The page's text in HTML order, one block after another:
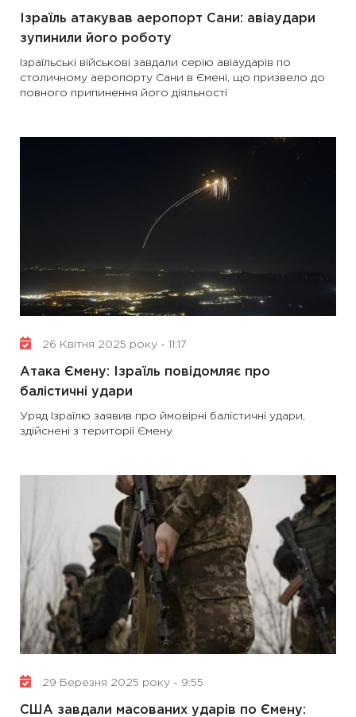
Ізраїль атакував аеропорт Сани: авіаудари
зупинили його роботу
Ізраїльські військові завдали серію авіаударів по
столичному аеропорту Сани в Ємені, що призвело до
повного припинення його діяльності
26 Квітня 2025 року - 11:17
Атака Ємену: Ізраїль повідомляє про
балістичні удари
Уряд Ізраїлю заявив про ймовірні балістичні удари,
здійснені з території Ємену
29 Березня 2025 року - 9:55
США завдали масованих ударів по Ємену: